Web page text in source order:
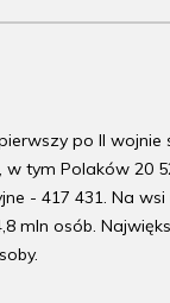
po II wojnie
tym Polaków 20
- 417 431. Na
mln osób.